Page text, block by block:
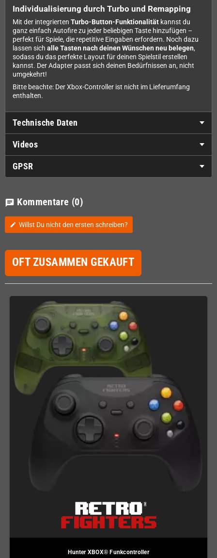
Individualisierung durch Turbo und Remapping
Mit der integrierten Turbo-Button-Funktionalität kannst du
ganz einfach Autofire zu jeder beliebigen Taste hinzufügen –
perfekt für Spiele, die repetitive Eingaben erfordern. Noch dazu
lassen sich alle Tasten nach deinen Wünschen neu belegen,
sodass du das perfekte Layout für deinen Spielstil erstellen
kannst. Der Adapter passt sich deinen Bedürfnissen an, nicht
umgekehrt!
Bitte beachte: Der Xbox-Controller ist nicht im Lieferumfang
enthalten.
Technische Daten
Videos
GPSR
chat Kommentare (0)
edit Willst Du nicht den ersten schreiben?
OFT ZUSAMMEN GEKAUFT
Hunter XBOX® Funkcontroller